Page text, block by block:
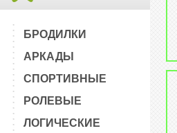
БРОДИЛКИ
АРКАДЫ
СПОРТИВНЫЕ
РОЛЕВЫЕ
ЛОГИЧЕСКИЕ